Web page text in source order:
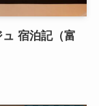
ュ 宿泊記（富